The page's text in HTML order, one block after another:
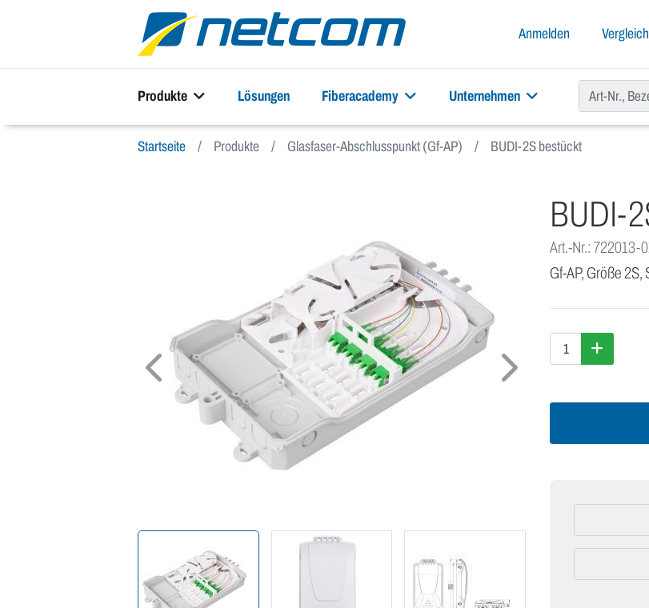
Anmelden
Produkte Lösungen Fiberacademy Unternehmen
Startseite Produkte Glasfaser-Abschlusspunkt (Gf-AP) BUDI-2S bestückt
BUDI-
Art.-Nr.: 722013-
Gf-AP, Größe